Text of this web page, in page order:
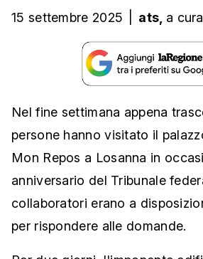
15 settembre 2025 ats, a cura
Nel fine settimana appena
persone hanno visitato il
Mon Repos a Losanna in
anniversario del Tribunale
collaboratori erano a
per rispondere alle domande.